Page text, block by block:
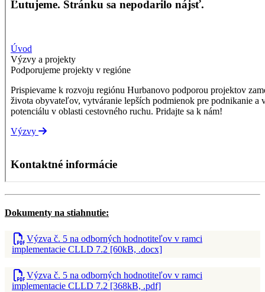
Dokumenty na stiahnutie:
Výzva č. 5 na odborných hodnotiteľov v ramci
implementacie CLLD 7.2 [60kB, .docx]
Výzva č. 5 na odborných hodnotiteľov v ramci
implementacie CLLD 7.2 [368kB, .pdf]